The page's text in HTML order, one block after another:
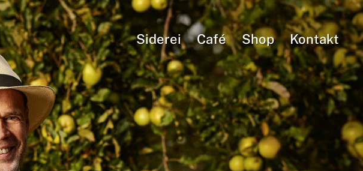
Siderei Café Shop Kontakt